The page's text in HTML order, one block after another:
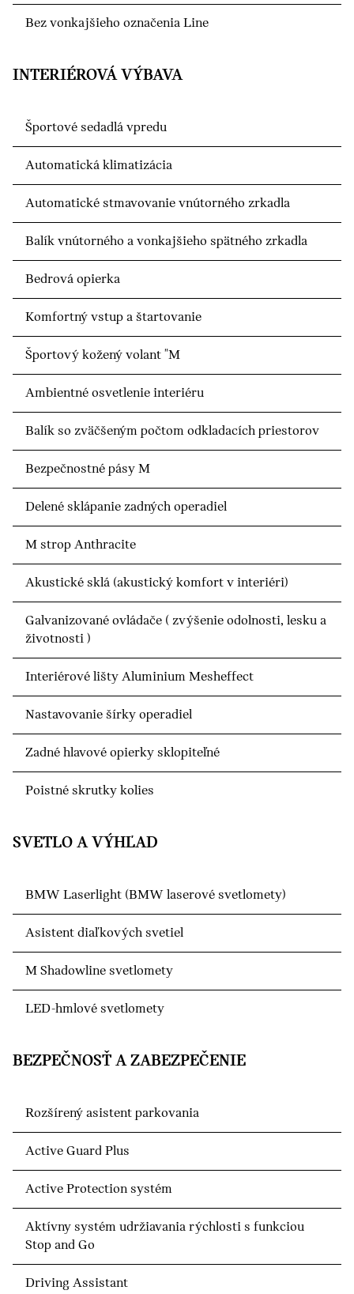
Bez vonkajšieho označenia Line
INTERIÉROVÁ VÝBAVA
Športové sedadlá vpredu
Automatická klimatizácia
Automatické stmavovanie vnútorného zrkadla
Balík vnútorného a vonkajšieho spätného zrkadla
Bedrová opierka
Komfortný vstup a štartovanie
Športový kožený volant "M
Ambientné osvetlenie interiéru
Balík so zväčšeným počtom odkladacích priestorov
Bezpečnostné pásy M
Delené sklápanie zadných operadiel
M strop Anthracite
Akustické sklá (akustický komfort v interiéri)
Galvanizované ovládače ( zvýšenie odolnosti, lesku a
životnosti )
Interiérové lišty Aluminium Mesheffect
Nastavovanie šírky operadiel
Zadné hlavové opierky sklopiteľné
Poistné skrutky kolies
SVETLO A VÝHĽAD
BMW Laserlight (BMW laserové svetlomety)
Asistent diaľkových svetiel
M Shadowline svetlomety
LED-hmlové svetlomety
BEZPEČNOSŤ A ZABEZPEČENIE
Rozšírený asistent parkovania
Active Guard Plus
Active Protection systém
Aktívny systém udržiavania rýchlosti s funkciou
Stop and Go
Driving Assistant